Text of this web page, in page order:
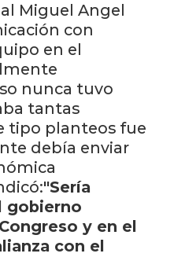
Miguel Angel
con
en el
nunca tuvo
tantas
tipo planteos fue
debía enviar
"Sería
gobierno
y en el
con el